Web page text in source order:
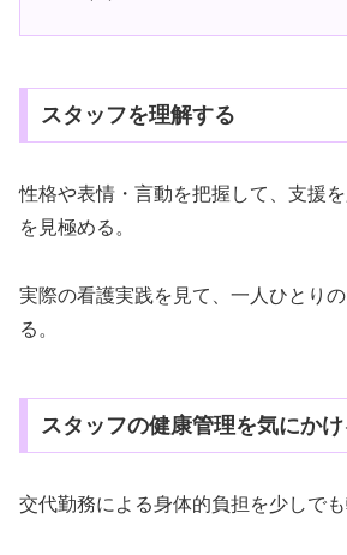
スタッフを理解する
性格や表情・言動を把握して、支援
を見極める。
実際の看護実践を見て、一人ひとり
る。
スタッフの健康管理を気にかけ
交代勤務による身体的負担を少しでも